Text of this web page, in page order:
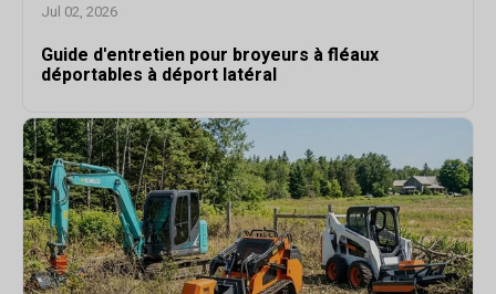
Jul 02, 2026
Guide d'entretien pour broyeurs à fléaux
déportables à déport latéral